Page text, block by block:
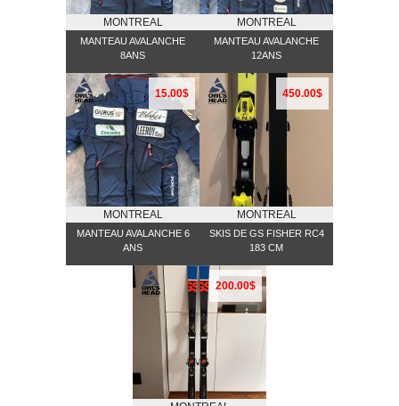
MONTREAL
MANTEAU AVALANCHE
8ANS
MONTREAL
MANTEAU AVALANCHE
12ANS
15.00$
MONTREAL
MANTEAU AVALANCHE 6
ANS
450.00$
MONTREAL
SKIS DE GS FISHER RC4
183 CM
200.00$